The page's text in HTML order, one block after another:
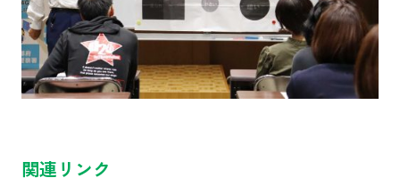
関連リンク